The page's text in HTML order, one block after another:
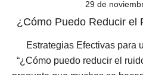
29 de
¿Cómo Puedo Reducir el
Estrategias Efectivas para
“¿Cómo puedo reducir el